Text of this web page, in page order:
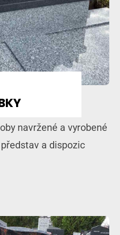
navržené a vyrobené
a dispozic